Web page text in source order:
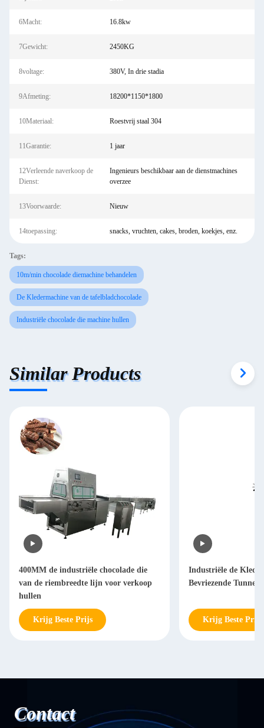
6Macht: 16.8kw
7Gewicht: 2450KG
8voltage: 380V, In drie stadia
9Afmeting: 18200*1150*1800
10Materiaal: Roestvrij staal 304
11Garantie: 1 jaar
12Verleende naverkoop de
Dienst:
Ingenieurs beschikbaar aan de dienstmachines
overzee
13Voorwaarde: Nieuw
14toepassing: snacks, vruchten, cakes, broden, koekjes, enz.
Tags:
10m/min chocolade diemachine behandelen
De Kledermachine van de tafelbladchocolade
Industriële chocolade die machine hullen
Similar Products
400MM de industriële chocolade die
van de riembreedte lijn voor verkoop
hullen
Krijg Beste Prijs
Industriële de
Bevriezende
Krijg Beste Prijs
Contact